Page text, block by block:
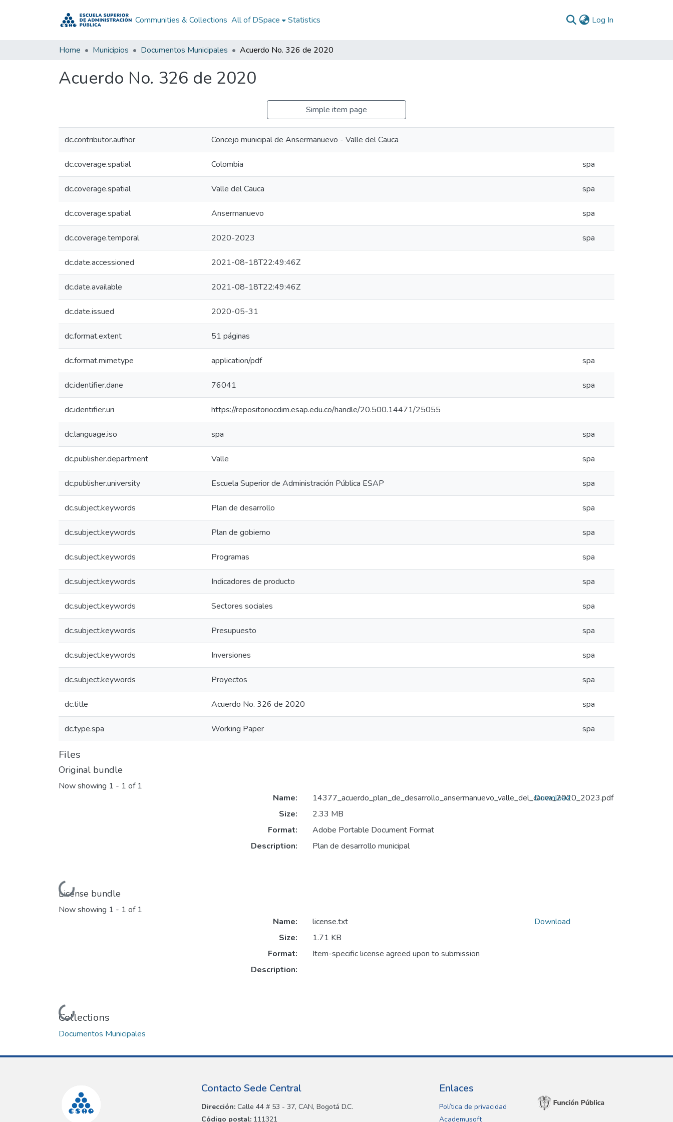
Communities & Collections All of DSpace Statistics Log In
Home Municipios Documentos Municipales Acuerdo No. 326 de 2020
Acuerdo No. 326 de 2020
Simple item page
dc.contributor.author Concejo municipal de Ansermanuevo - Valle del Cauca
dc.coverage.spatial Colombia spa
dc.coverage.spatial Valle del Cauca spa
dc.coverage.spatial Ansermanuevo spa
dc.coverage.temporal 2020-2023 spa
dc.date.accessioned 2021-08-18T22:49:46Z
dc.date.available 2021-08-18T22:49:46Z
dc.date.issued 2020-05-31
dc.format.extent 51 páginas
dc.format.mimetype application/pdf spa
dc.identifier.dane 76041 spa
dc.identifier.uri https://repositoriocdim.esap.edu.co/handle/20.500.14471/25055
dc.language.iso spa spa
dc.publisher.department Valle spa
dc.publisher.university Escuela Superior de Administración Pública ESAP spa
dc.subject.keywords Plan de desarrollo spa
dc.subject.keywords Plan de gobierno spa
dc.subject.keywords Programas spa
dc.subject.keywords Indicadores de producto spa
dc.subject.keywords Sectores sociales spa
dc.subject.keywords Presupuesto spa
dc.subject.keywords Inversiones spa
dc.subject.keywords Proyectos spa
dc.title Acuerdo No. 326 de 2020 spa
dc.type.spa Working Paper spa
Files
Original bundle
Now showing 1 - 1 of 1
Loading...
Name:
14377_acuerdo_plan_de_desarrollo_ansermanuevo_valle_del_cauca_2020_2023.pdf
Size:
2.33 MB
Format:
Adobe Portable Document Format
Description:
Plan de desarrollo municipal
Download
License bundle
Now showing 1 - 1 of 1
Loading...
Name:
license.txt
Size:
1.71 KB
Format:
Item-specific license agreed upon to submission
Description:
Download
Collections
Documentos Municipales
Contacto Sede Central
Dirección: Calle 44 # 53 - 37, CAN, Bogotá D.C.
Código postal: 111321
Enlaces
Política de privacidad
Academusoft